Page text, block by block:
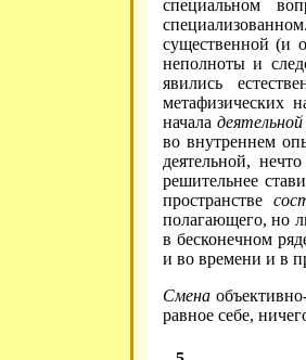
специальном
существенной (и
неполноты и
явились
метафизических
начала
во внутреннем
деятельной,
решительнее
пространстве
полагающего, но
в бесконечном
и во времени и в
Смена
равное себе,